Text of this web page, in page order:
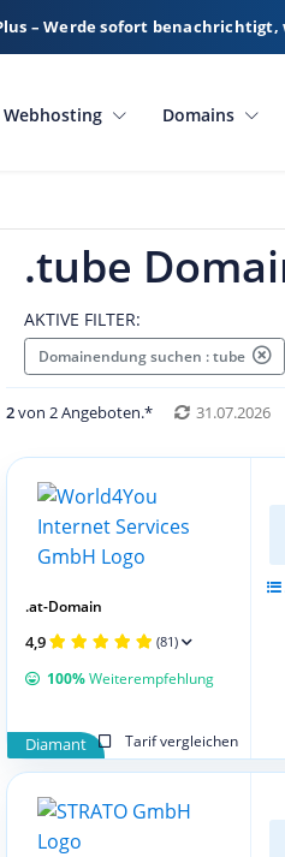
– Werde sofort
Webhosting Domains
.tube
AKTIVE FILTER:
Domainendung suchen : tube
2von 2 Angeboten.* 31.07.2026
Diamant Tarif vergleichen
.at-Domain
4,9 (81)
100%Weiterempfehlung